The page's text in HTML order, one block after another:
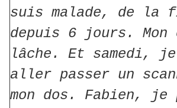
suis malade, de la
depuis 6 jours. Mon
lâche. Et samedi,
aller passer un
mon dos. Fabien, je